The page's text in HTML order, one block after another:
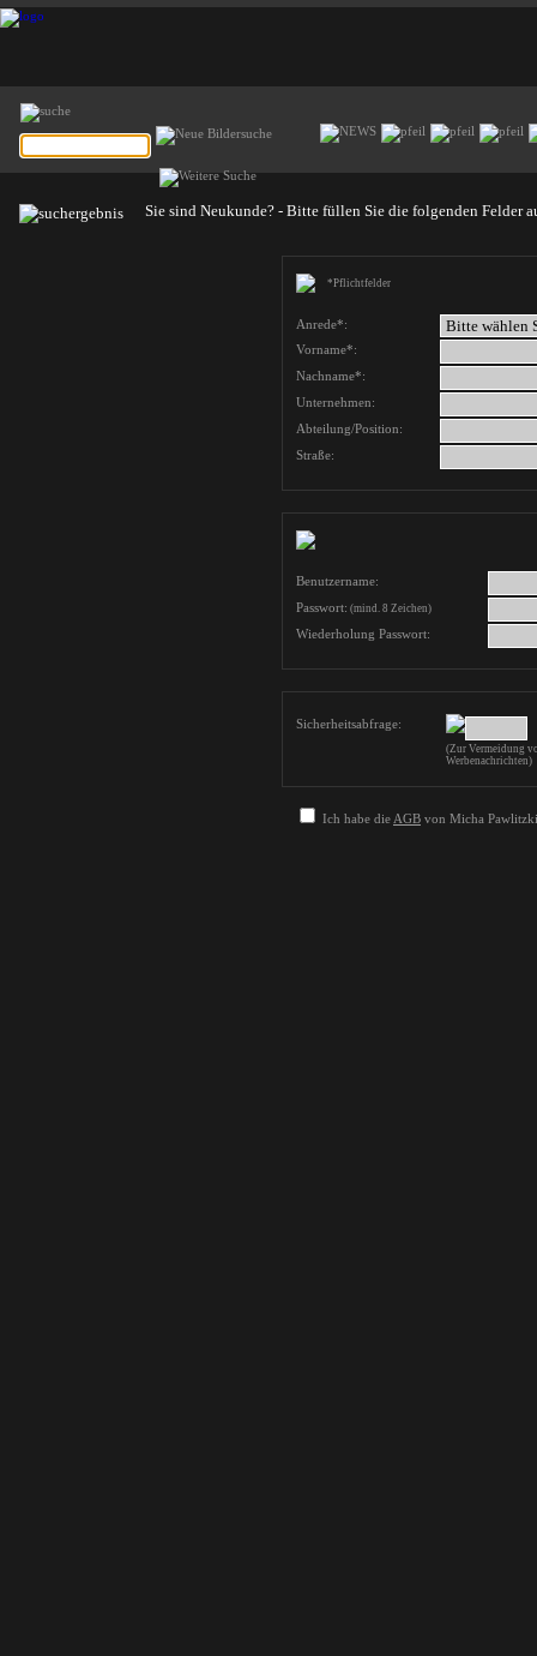
Sie sind Neukunde? - Bitte füllen Sie die folgenden Felder
*Pflichtfelder
Anrede*:
Vorname*:
Nachname*:
Unternehmen:
Abteilung/Position:
Straße:
Benutzername:
Passwort: (mind. 8 Zeichen)
Wiederholung Passwort:
Sicherheitsabfrage:
(Zur Vermeidung
Werbenachrichten)
Ich habe die AGB von Micha